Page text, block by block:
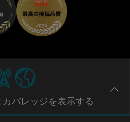
カバレッジを表示する